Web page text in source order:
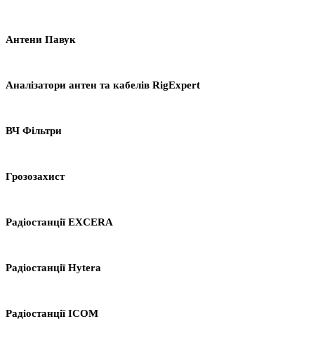
Антени Павук
Аналізатори антен та кабелів RigExpert
ВЧ Фільтри
Грозозахист
Радіостанції EXCERA
Радіостанції Hytera
Радіостанції ICOM